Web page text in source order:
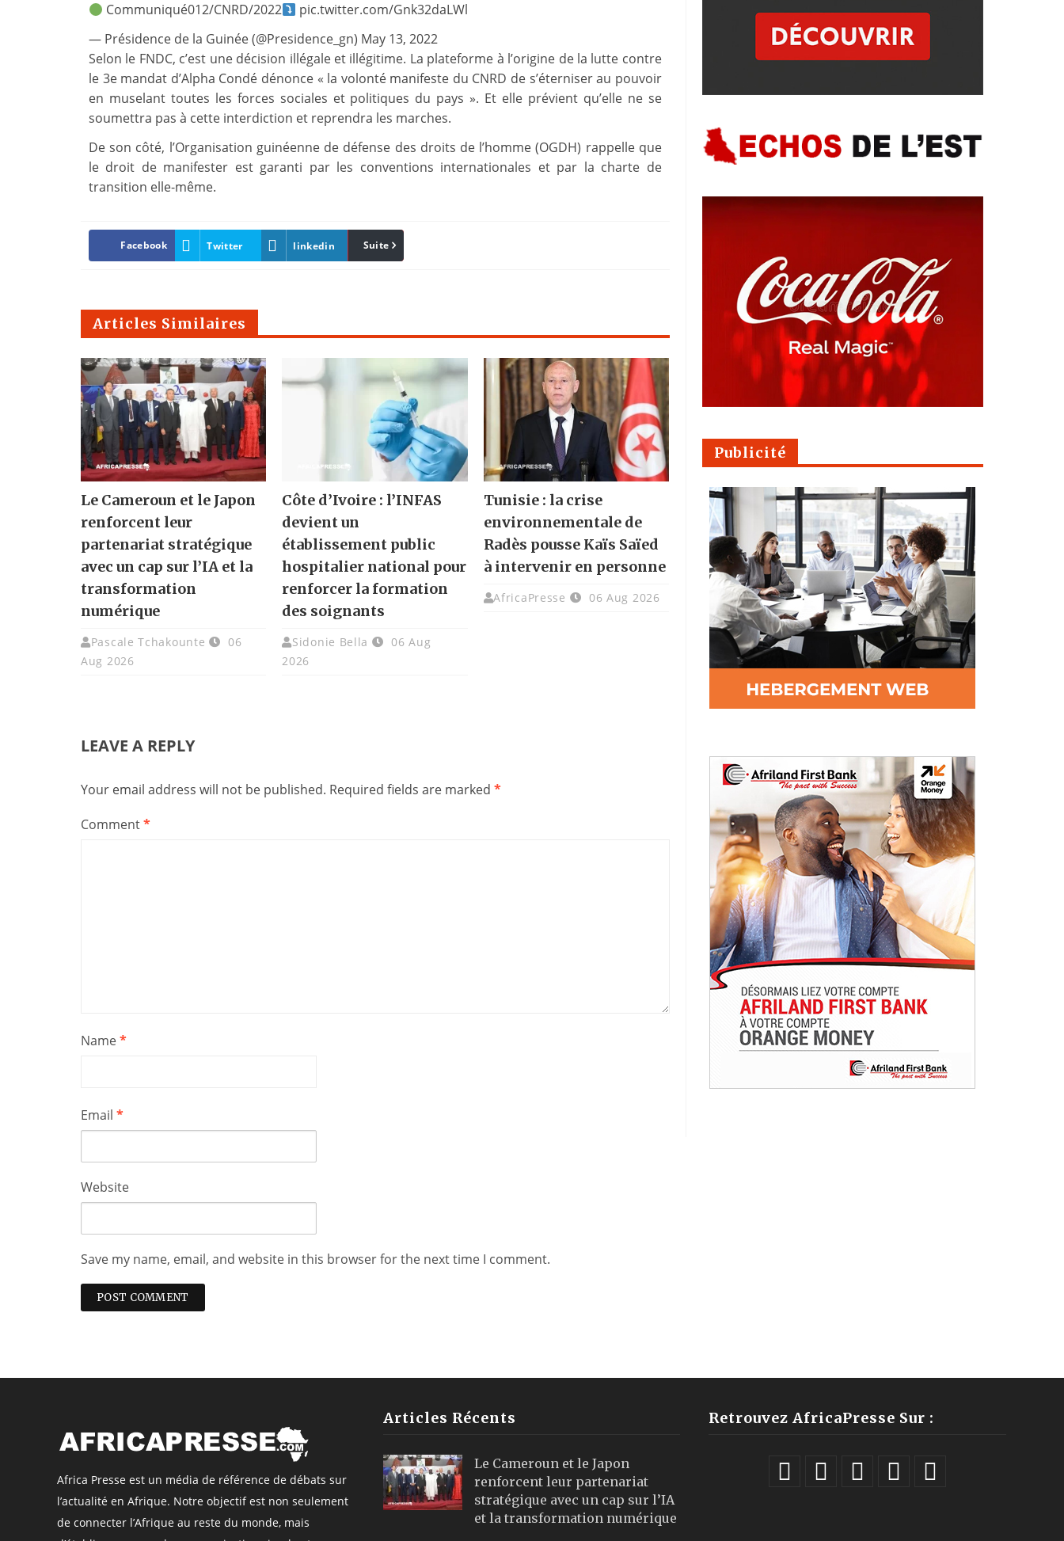
Communiqué012/CNRD/2022
pic.twitter.com/Gnk32daLWl
— Présidence de la Guinée (@Presidence_gn) May 13, 2022
Selon le FNDC, c’est une décision illégale et illégitime. La plateforme à l’origine de la lutte contre
le 3e mandat d’Alpha Condé dénonce « la volonté manifeste du CNRD de s’éterniser au pouvoir
en muselant toutes les forces sociales et politiques du pays ». Et elle prévient qu’elle ne se
soumettra pas à cette interdiction et reprendra les marches.
De son côté, l’Organisation guinéenne de défense des droits de l’homme (OGDH) rappelle que
le droit de manifester est garanti par les conventions internationales et par la charte de
transition elle-même.
Facebook Twitter linkedin Pinterest
Suite
Articles Similaires
Le Cameroun et le Japon
renforcent leur
partenariat stratégique
avec un cap sur l’IA et la
transformation
numérique
Pascale Tchakounte
06
Aug 2026
Côte d’Ivoire : l’INFAS
devient un
établissement public
hospitalier national pour
renforcer la formation
des soignants
Sidonie Bella
06 Aug
2026
Tunisie : la crise
environnementale de
Radès pousse Kaïs Saïed
à intervenir en personne
AfricaPresse 06 Aug 2026
LEAVE A REPLY
Your email address will not be published. Required fields are marked *
Comment*
Name*
Email *
Website
Save my name, email, and website in this browser for the next time I comment.
Publicité
Africa Presse est un média de référence de débats sur
l’actualité en Afrique. Notre objectif est non seulement
de connecter l’Afrique au reste du monde, mais
Articles Récents
Le Cameroun et le Japon
renforcent leur partenariat
stratégique avec un cap sur l’IA
et la transformation numérique
Retrouvez AfricaPresse Sur :